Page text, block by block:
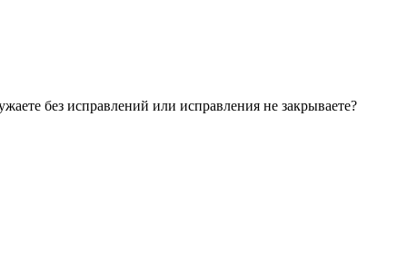
без исправлений или исправления не закрываете?